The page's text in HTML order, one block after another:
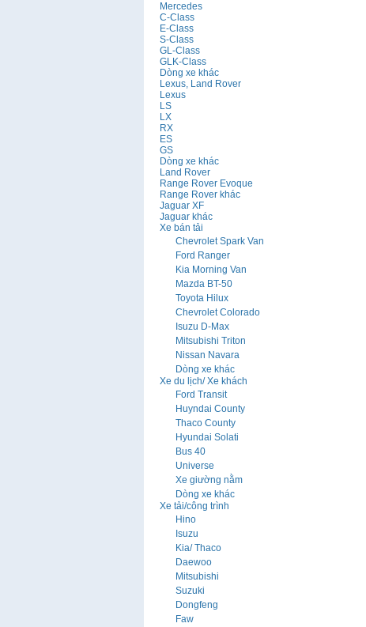
Mercedes
C-Class
E-Class
S-Class
GL-Class
GLK-Class
Dòng xe khác
Lexus, Land Rover
Lexus
LS
LX
RX
ES
GS
Dòng xe khác
Land Rover
Range Rover Evoque
Range Rover khác
Jaguar XF
Jaguar khác
Xe bán tải
Chevrolet Spark Van
Ford Ranger
Kia Morning Van
Mazda BT-50
Toyota Hilux
Chevrolet Colorado
Isuzu D-Max
Mitsubishi Triton
Nissan Navara
Dòng xe khác
Xe du lịch/ Xe khách
Ford Transit
Huyndai County
Thaco County
Hyundai Solati
Bus 40
Universe
Xe giường nằm
Dòng xe khác
Xe tải/công trình
Hino
Isuzu
Kia/ Thaco
Daewoo
Mitsubishi
Suzuki
Dongfeng
Faw